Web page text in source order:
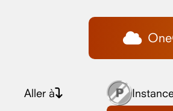
Aller à